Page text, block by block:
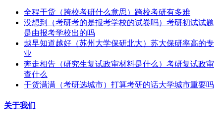
全程干货（跨校考研什么意思）跨校考研有多难
没想到（考研考的是报考学校的试卷吗）考研初试试题
是由报考学校出的吗
越早知道越好（苏州大学保研北大）苏大保研率高的专
业
奔走相告（研究生复试政审材料是什么）考研复试政审
查什么
干货满满（考研选城市）打算考研的话大学城市重要吗
关于我们